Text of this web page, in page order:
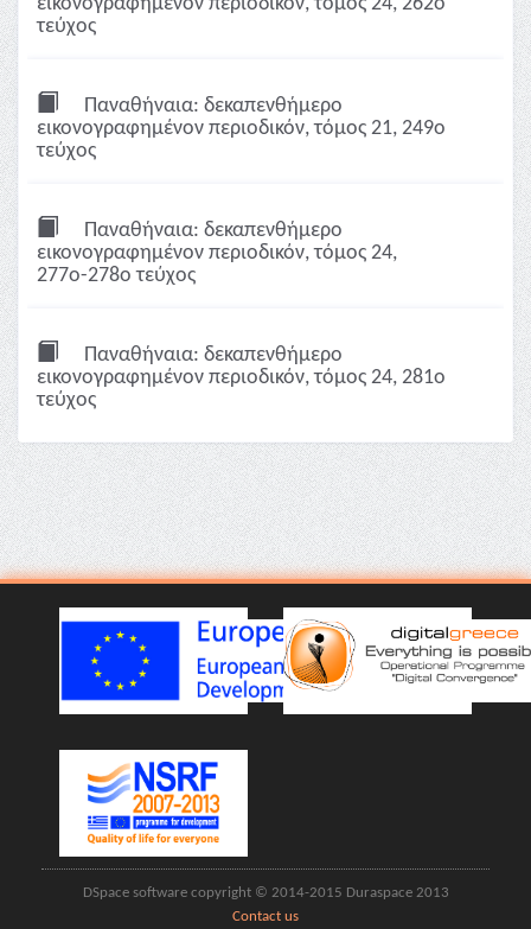
τεύχος
Παναθήναια: δεκαπενθήμερο
εικονογραφημένον περιοδικόν, τόμος 21, 249ο
τεύχος
Παναθήναια: δεκαπενθήμερο
εικονογραφημένον περιοδικόν, τόμος 24,
277ο-278ο τεύχος
Παναθήναια: δεκαπενθήμερο
εικονογραφημένον περιοδικόν, τόμος 24, 281ο
τεύχος
DSpace software copyright © 2014-2015 Duraspace 2013
Contact us